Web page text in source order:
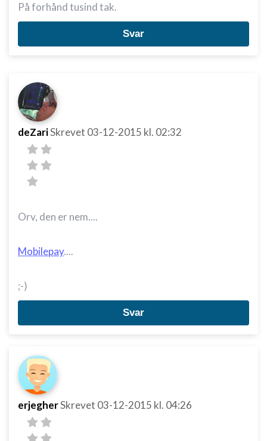
På forhånd tusind tak.
Svar
deZariSkrevet 03-12-2015 kl. 02:32
Orv, den er nem....
Mobilepay....
;-)
Svar
erjegherSkrevet 03-12-2015 kl. 04:26